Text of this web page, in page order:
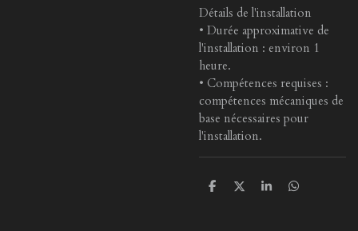
Détails de l'installation
• Durée approximative de
l'installation : environ 1
heure.
• Compétences requises :
compétences mécaniques de
base nécessaires pour
l'installation.
P
P
P
P